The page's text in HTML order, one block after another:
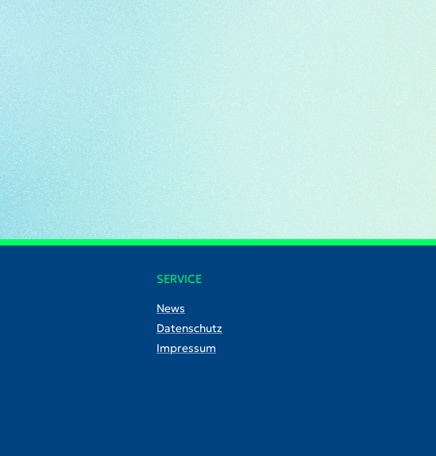
SERVICE
News
Datenschutz
Impressum